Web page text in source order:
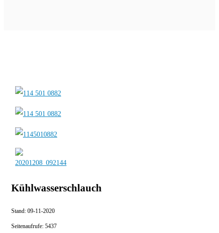
Kühlwasserschlauch
Stand: 09-11-2020
Seitenaufrufe: 5437